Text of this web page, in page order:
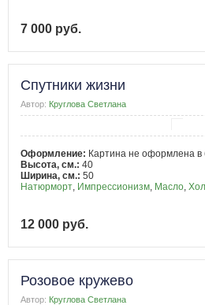
7 000 руб.
Спутники жизни
Автор: Круглова Светлана
Оформление: Картина не оформлена в
Высота, см.: 40
Ширина, см.: 50
Натюрморт, Импрессионизм, Масло,
12 000 руб.
Розовое кружево
Автор: Круглова Светлана